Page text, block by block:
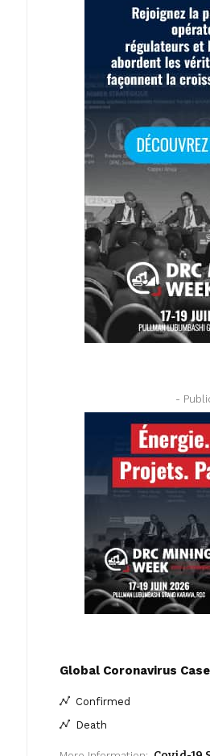
-
Global Coronavirus
Confirmed
Death